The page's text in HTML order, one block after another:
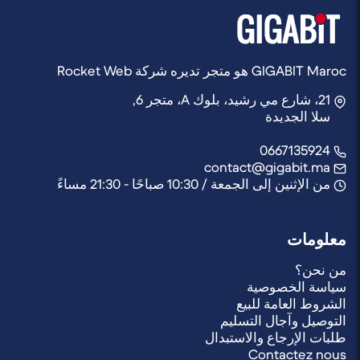
GIGABIT Maroc هو متجر تديره شركة Rocket Web
21، شارع مي رشيد، بلوك A، متجر 6,
سلا الجديدة
من الإثنين إلى الجمعة / 10:30 صباحًا - 21:30 مساءً
معلومات
من نحن؟
سياسة الخصوصية
الشروط العامة للبيع
التوصيل وآجال التسليم
طلبات الإرجاع والاستبدال
Contactez nous